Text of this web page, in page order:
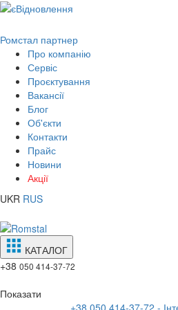
Ромстал партнер
Про компанію
Сервіс
Проєктування
Вакансії
Блог
Об'єкти
Контакти
Прайс
Новини
Акції
UKR RUS
КАТАЛОГ
+38 050 414-37-72
Показати
+38 050 414-37-72 -